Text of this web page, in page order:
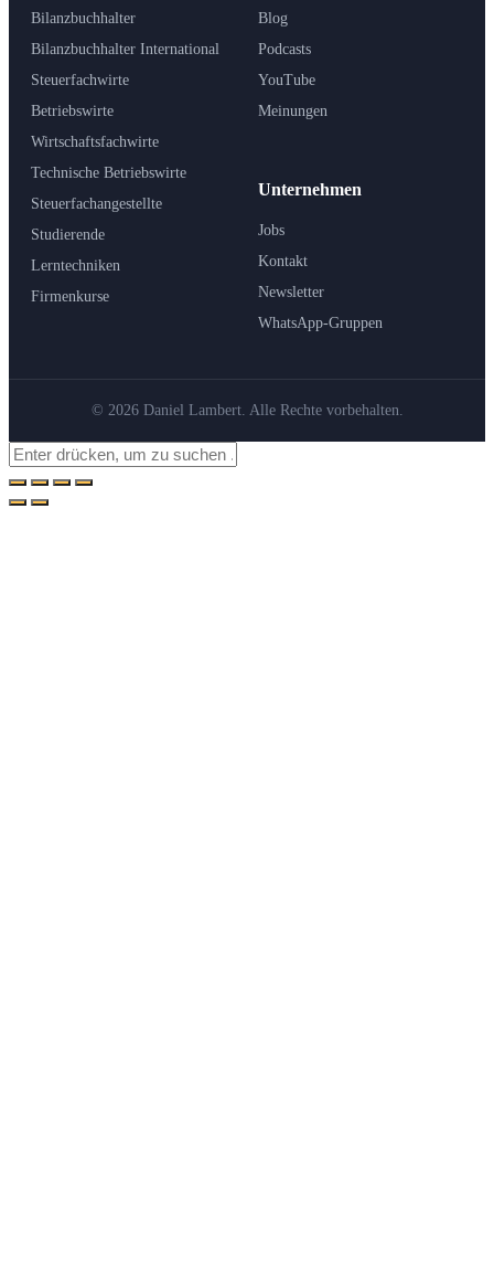
Bilanzbuchhalter
Bilanzbuchhalter International
Steuerfachwirte
Betriebswirte
Wirtschaftsfachwirte
Technische Betriebswirte
Steuerfachangestellte
Studierende
Lerntechniken
Firmenkurse
Blog
Podcasts
YouTube
Meinungen
Unternehmen
Jobs
Kontakt
Newsletter
WhatsApp-Gruppen
© 2026 Daniel Lambert. Alle Rechte vorbehalten.